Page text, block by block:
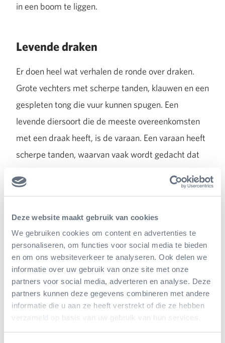
Deze website maakt gebruik van cookies
We gebruiken cookies om content en advertenties te
personaliseren, om functies voor social media te bieden
en om ons websiteverkeer te analyseren. Ook delen we
informatie over uw gebruik van onze site met onze
partners voor social media, adverteren en analyse. Deze
partners kunnen deze gegevens combineren met andere
informatie die u aan ze heeft verstrekt of die ze hebben
verzameld op basis van uw gebruik van hun services.
in een boom te liggen.
Levende draken
Er doen heel wat verhalen de ronde over draken.
Grote vechters met scherpe tanden, klauwen en een
gespleten tong die vuur kunnen spugen. Een
levende diersoort die de meeste overeenkomsten
met een draak heeft, is de varaan. Een varaan heeft
scherpe tanden, waarvan vaak wordt gedacht dat
is een vleeseter waardoor hij vieze tanden heeft die
Een varaan kan met zijn lange staart stevige tikken
uitdelen. Varanen missen de speciale breukvlakken
in de staartwervels, waardoor ze niet hun staart af
kunnen werpen zoals vele hagedissoorten. Dus
moeten ze extra zuinig zijn op hun staart. Als de